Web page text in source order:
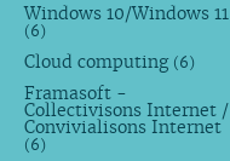
Windows 10/Windows 11
(6)
Cloud computing (6)
Framasoft -
Collectivisons Internet /
Convivialisons Internet
(6)